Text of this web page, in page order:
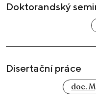
Doktorandský
Disertační práce
doc.